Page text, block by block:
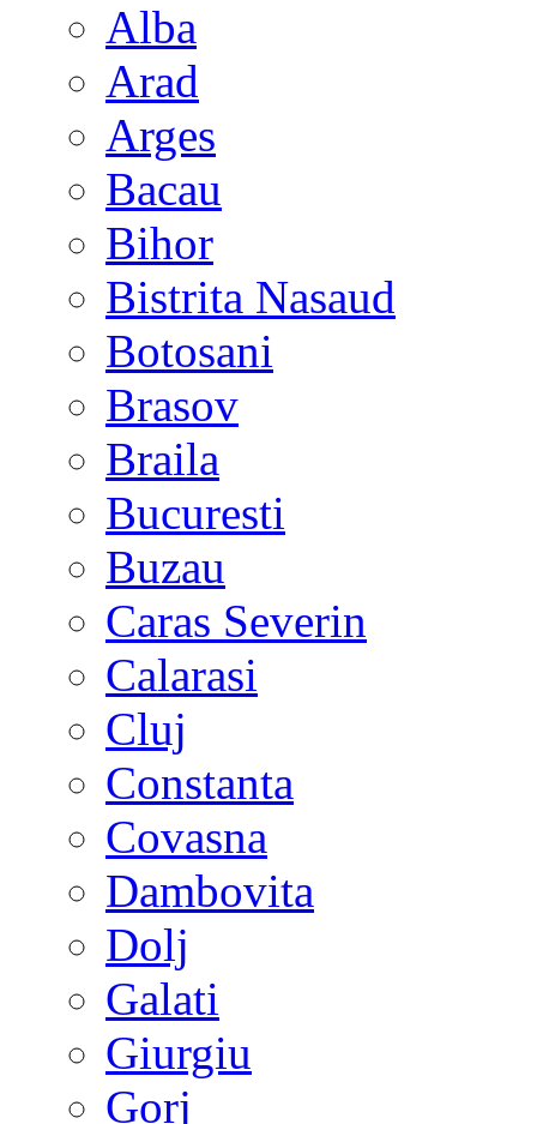
Alba
Arad
Arges
Bacau
Bihor
Bistrita Nasaud
Botosani
Brasov
Braila
Bucuresti
Buzau
Caras Severin
Calarasi
Cluj
Constanta
Covasna
Dambovita
Dolj
Galati
Giurgiu
Gorj